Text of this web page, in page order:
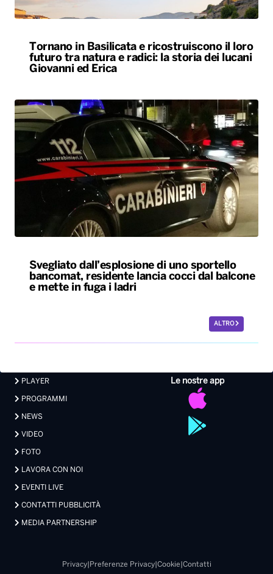
Tornano in Basilicata e ricostruiscono il loro
futuro tra natura e radici: la storia dei lucani
Giovanni ed Erica
Svegliato dall’esplosione di uno sportello
bancomat, residente lancia cocci dal balcone
e mette in fuga i ladri
ALTRO
Le nostre app
PLAYER
PROGRAMMI
NEWS
VIDEO
FOTO
LAVORA CON NOI
EVENTI LIVE
CONTATTI PUBBLICITÀ
MEDIA PARTNERSHIP
Privacy| Preferenze Privacy| Cookie Contatti